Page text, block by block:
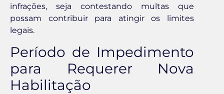
infrações, seja contestando multas que
possam contribuir para atingir os limites
legais.
Período de Impedimento
para Requerer Nova
Habilitação